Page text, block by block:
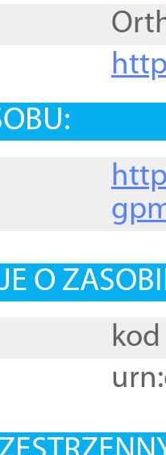
O
kod